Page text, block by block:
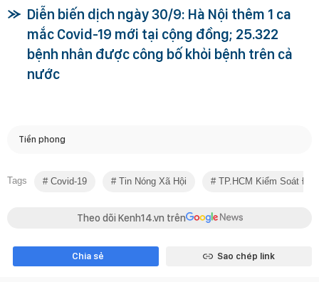
Diễn biến dịch ngày 30/9: Hà Nội thêm 1 ca
mắc Covid-19 mới tại cộng đồng; 25.322
bệnh nhân được công bố khỏi bệnh trên cả
nước
Tiền phong
Tags Covid-19 Tin Nóng Xã Hội TP.HCM Kiểm Soát
Theo dõi Kenh14.vn trên
Chia sẻ Sao chép link